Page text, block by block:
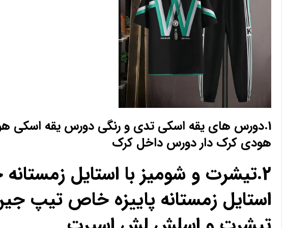
1.دورس های یقه اسکی تدی و رنگی دورس یقه اسکی
هودی کرک دار دورس داخل کرک
2.تیشرت و شومیز با استایل
استایل زمستانه پاییزه خاص